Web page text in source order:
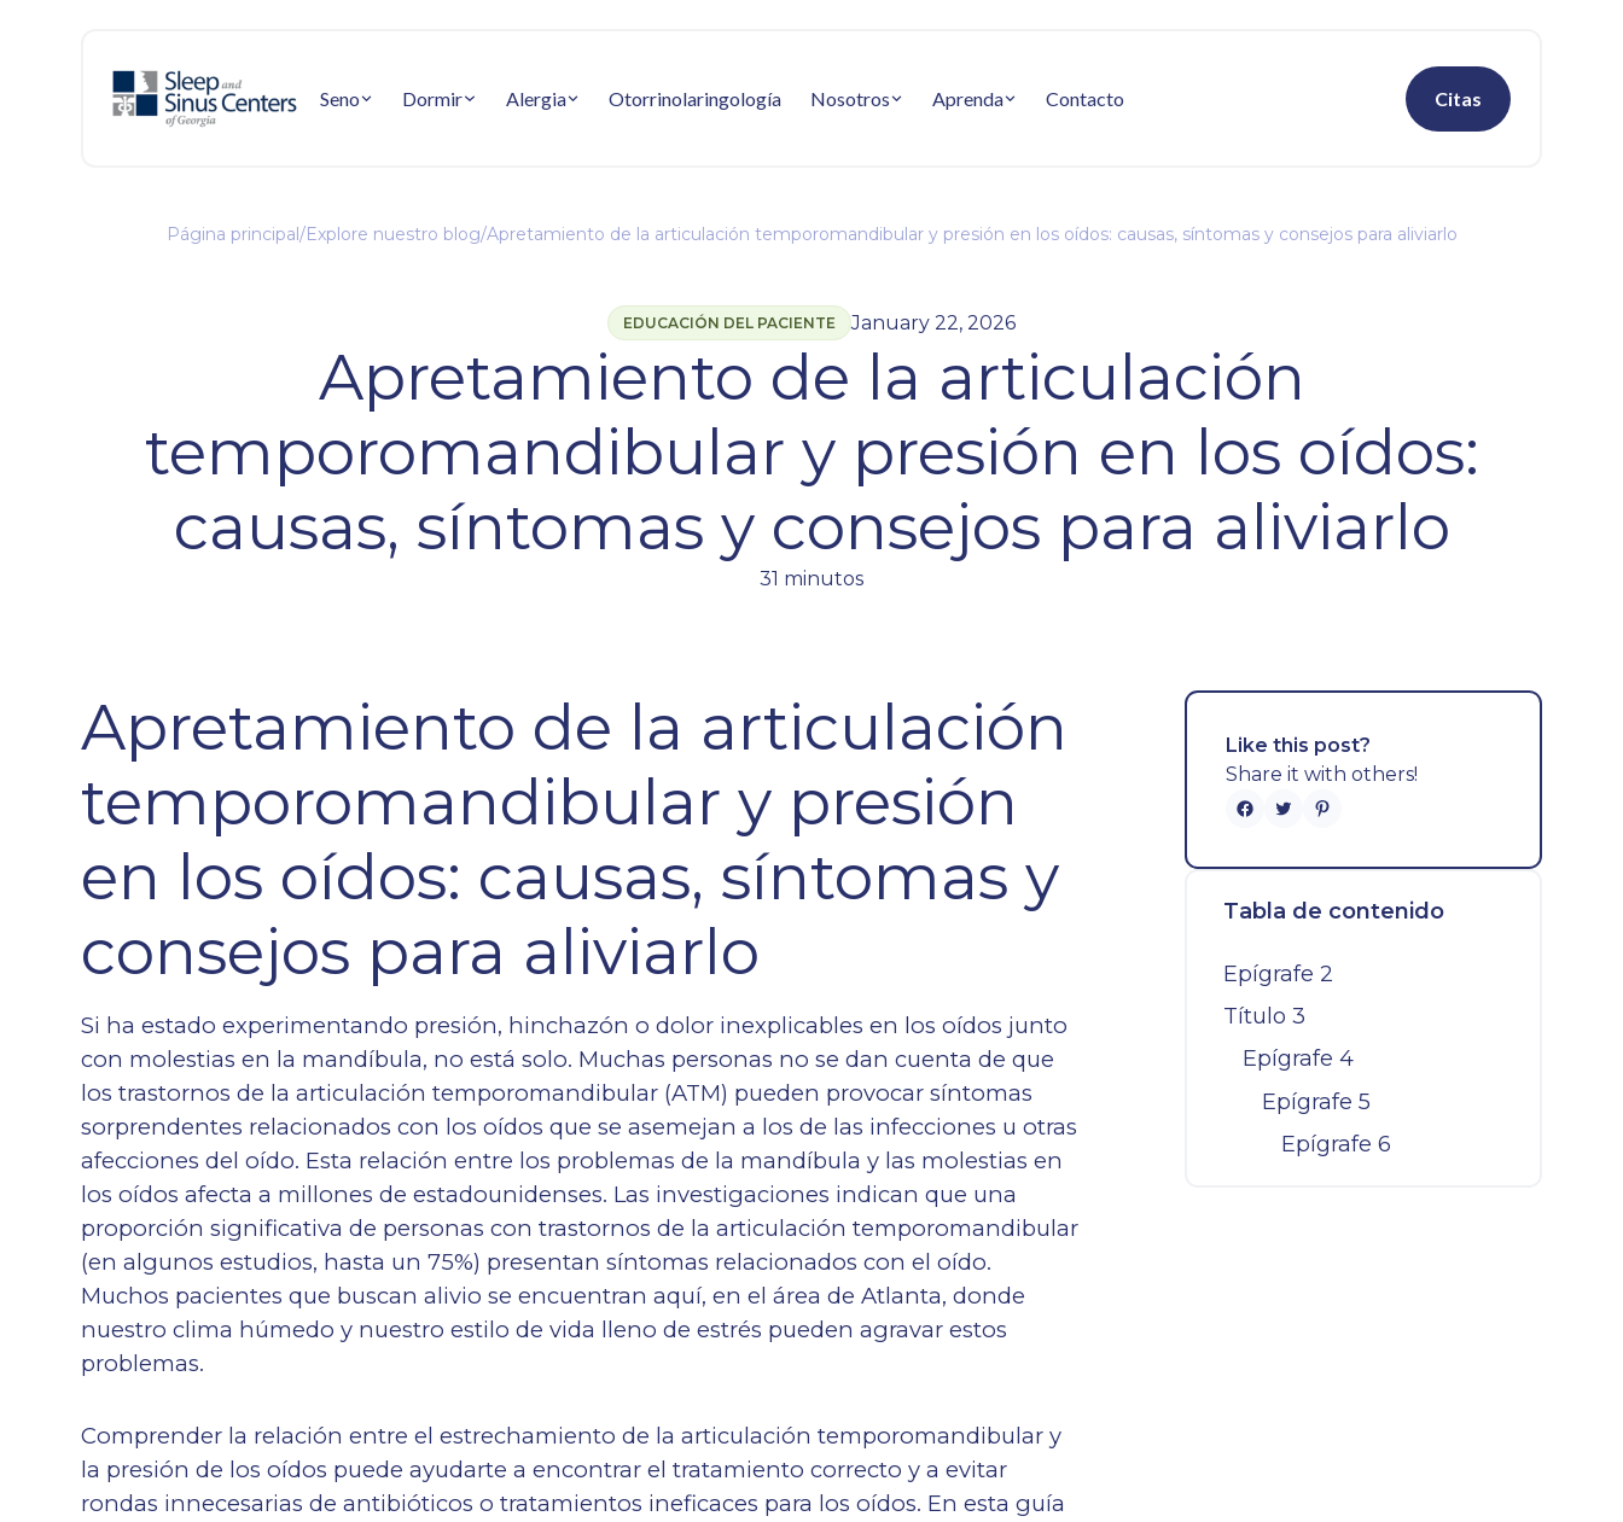
Seno Dormir Alergia Otorrinolaringología Nosotros Aprenda Contacto Citas
Página principal/Explore nuestro blog/Apretamiento de la articulación temporomandibular y presión en los oídos: causas, síntomas y consejos para aliviarlo
EDUCACIÓN DEL PACIENTE January 22, 2026
Apretamiento de la articulación
temporomandibular y presión en los oídos:
causas, síntomas y consejos para aliviarlo
31 minutos
Apretamiento de la articulación
temporomandibular y presión
en los oídos: causas, síntomas y
consejos para aliviarlo
Si ha estado experimentando presión, hinchazón o dolor inexplicables en los oídos junto
con molestias en la mandíbula, no está solo. Muchas personas no se dan cuenta de que
los trastornos de la articulación temporomandibular (ATM) pueden provocar síntomas
sorprendentes relacionados con los oídos que se asemejan a los de las infecciones u otras
afecciones del oído. Esta relación entre los problemas de la mandíbula y las molestias en
los oídos afecta a millones de estadounidenses. Las investigaciones indican que una
proporción significativa de personas con trastornos de la articulación temporomandibular
(en algunos estudios, hasta un 75%) presentan síntomas relacionados con el oído.
Muchos pacientes que buscan alivio se encuentran aquí, en el área de Atlanta, donde
nuestro clima húmedo y nuestro estilo de vida lleno de estrés pueden agravar estos
problemas.
Comprender la relación entre el estrechamiento de la articulación temporomandibular y
la presión de los oídos puede ayudarte a encontrar el tratamiento correcto y a evitar
rondas innecesarias de antibióticos o tratamientos ineficaces para los oídos. En esta guía
Like this post?
Share it with others!
Tabla de contenido
Epígrafe 2
Título 3
Epígrafe 4
Epígrafe 5
Epígrafe 6